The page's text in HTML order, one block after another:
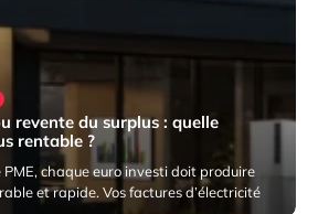
revente du surplus : quelle
rentable ?
chaque euro investi doit produire
et rapide. Vos factures d’électricité